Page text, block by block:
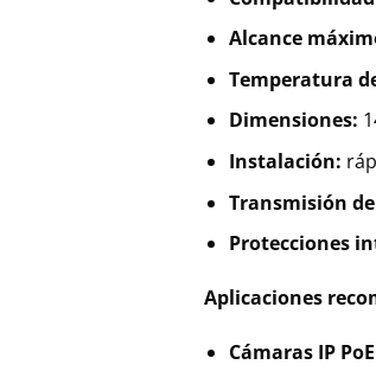
Alcance
Temperatura
Dimensiones:
Instalación:
Transmisión
Protecciones
Aplicaciones
Cámaras IP